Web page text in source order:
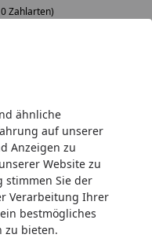
ähnliche
auf unserer
Anzeigen zu
Website zu
stimmen Sie der
Verarbeitung Ihrer
bestmögliches
zu bieten.
Zahlarten)
& Pool-
bis 468,99€)
Druckfilter